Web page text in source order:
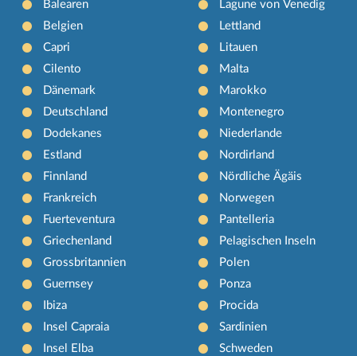
Balearen
Belgien
Capri
Cilento
Dänemark
Deutschland
Dodekanes
Estland
Finnland
Frankreich
Fuerteventura
Griechenland
Grossbritannien
Guernsey
Ibiza
Insel Capraia
Insel Elba
Lagune von Venedig
Lettland
Litauen
Malta
Marokko
Montenegro
Niederlande
Nordirland
Nördliche Ägäis
Norwegen
Pantelleria
Pelagischen Inseln
Polen
Ponza
Procida
Sardinien
Schweden